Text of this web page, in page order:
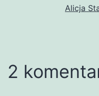
Alicja
2